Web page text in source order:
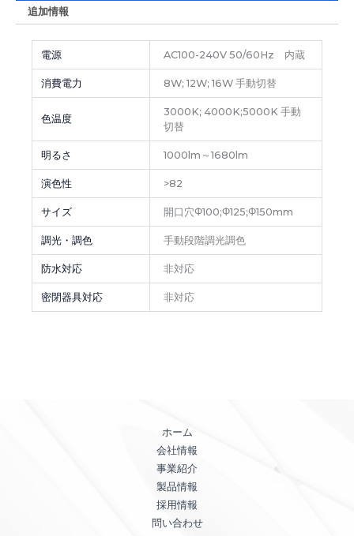
追加情報
電源 AC100-240V 50/60Hz 内蔵
消費電力 8W; 12W; 16W 手動切替
色温度
3000K; 4000K;5000K 手動
切替
明るさ 1000lm～1680lm
演色性 >82
サイズ 開口穴Φ100;Φ125;Φ150mm
調光・調色 手動段階調光調色
防水対応 非対応
密閉器具対応 非対応
ホーム
会社情報
事業紹介
製品情報
採用情報
問い合わせ